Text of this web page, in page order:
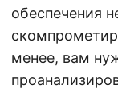
обеспечения
менее, вам